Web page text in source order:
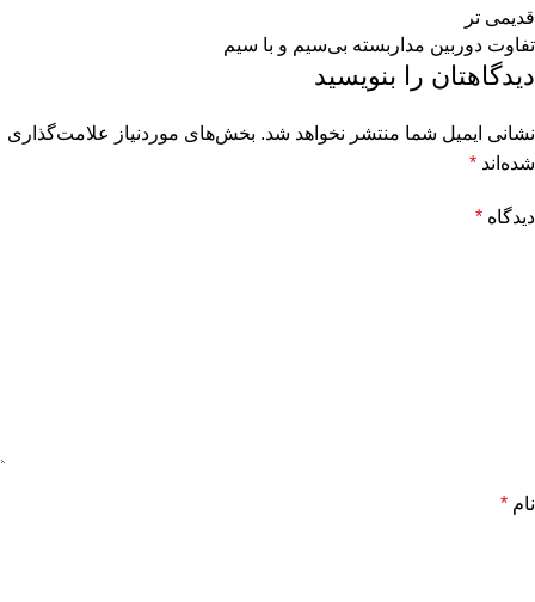
قدیمی تر
تفاوت دوربین مداربسته بی‌سیم و با سیم
دیدگاهتان را بنویسید
نشانی ایمیل شما منتشر نخواهد شد. بخش‌های موردنیاز علامت‌گذاری
شده‌اند *
دیدگاه *
نام *